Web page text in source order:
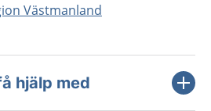
Västmanland
hjälp med